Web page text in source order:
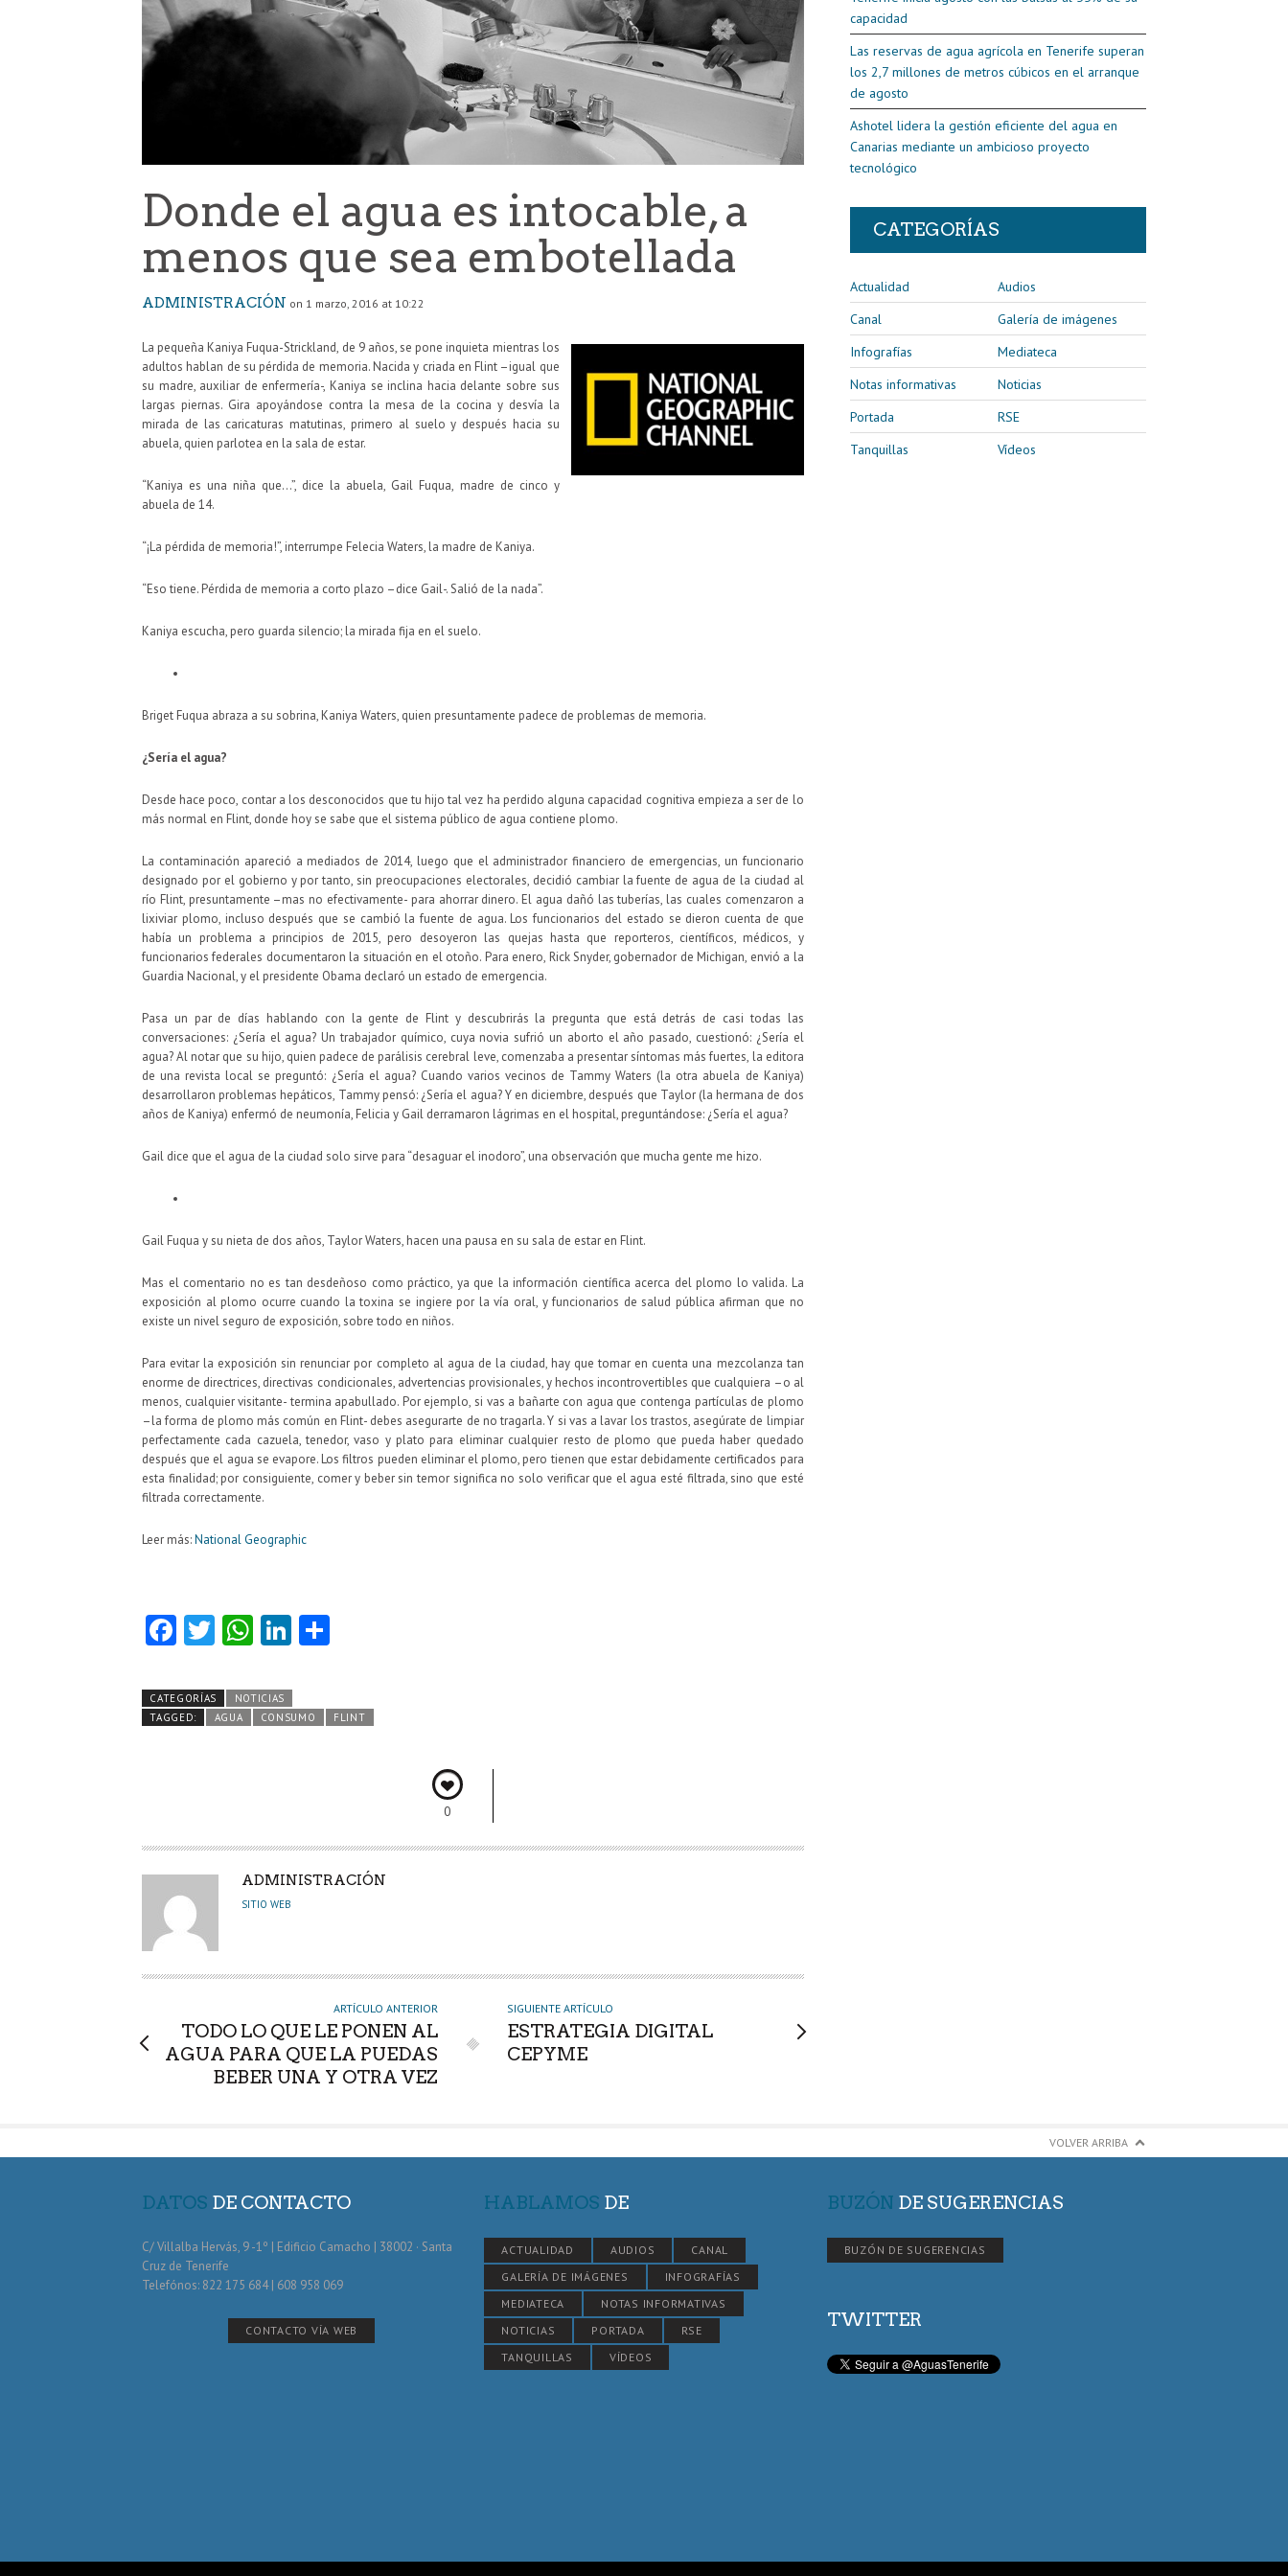
Donde el agua es intocable, a
menos que sea embotellada
ADMINISTRACIÓN on 1 marzo, 2016 at 10:22
La pequeña Kaniya Fuqua-Strickland, de 9 años, se pone inquieta mientras los
adultos hablan de su pérdida de memoria. Nacida y criada en Flint –igual que
su madre, auxiliar de enfermería-, Kaniya se inclina hacia delante sobre sus
largas piernas. Gira apoyándose contra la mesa de la cocina y desvía la
mirada de las caricaturas matutinas, primero al suelo y después hacia su
abuela, quien parlotea en la sala de estar.
“Kaniya es una niña que…”, dice la abuela, Gail Fuqua, madre de cinco y
abuela de 14.
“¡La pérdida de memoria!”, interrumpe Felecia Waters, la madre de Kaniya.
“Eso tiene. Pérdida de memoria a corto plazo –dice Gail-. Salió de la nada”.
Kaniya escucha, pero guarda silencio; la mirada fija en el suelo.
Briget Fuqua abraza a su sobrina, Kaniya Waters, quien presuntamente padece de problemas de memoria.
¿Sería el agua?
Desde hace poco, contar a los desconocidos que tu hijo tal vez ha perdido alguna capacidad cognitiva empieza a ser de lo
más normal en Flint, donde hoy se sabe que el sistema público de agua contiene plomo.
La contaminación apareció a mediados de 2014, luego que el administrador financiero de emergencias, un funcionario
designado por el gobierno y por tanto, sin preocupaciones electorales, decidió cambiar la fuente de agua de la ciudad al
río Flint, presuntamente –mas no efectivamente- para ahorrar dinero. El agua dañó las tuberías, las cuales comenzaron a
lixiviar plomo, incluso después que se cambió la fuente de agua. Los funcionarios del estado se dieron cuenta de que
había un problema a principios de 2015, pero desoyeron las quejas hasta que reporteros, científicos, médicos, y
funcionarios federales documentaron la situación en el otoño. Para enero, Rick Snyder, gobernador de Michigan, envió a la
Guardia Nacional, y el presidente Obama declaró un estado de emergencia.
Pasa un par de días hablando con la gente de Flint y descubrirás la pregunta que está detrás de casi todas las
conversaciones: ¿Sería el agua? Un trabajador químico, cuya novia sufrió un aborto el año pasado, cuestionó: ¿Sería el
agua? Al notar que su hijo, quien padece de parálisis cerebral leve, comenzaba a presentar síntomas más fuertes, la editora
de una revista local se preguntó: ¿Sería el agua? Cuando varios vecinos de Tammy Waters (la otra abuela de Kaniya)
desarrollaron problemas hepáticos, Tammy pensó: ¿Sería el agua? Y en diciembre, después que Taylor (la hermana de dos
años de Kaniya) enfermó de neumonía, Felicia y Gail derramaron lágrimas en el hospital, preguntándose: ¿Sería el agua?
Gail dice que el agua de la ciudad solo sirve para “desaguar el inodoro”, una observación que mucha gente me hizo.
Gail Fuqua y su nieta de dos años, Taylor Waters, hacen una pausa en su sala de estar en Flint.
Mas el comentario no es tan desdeñoso como práctico, ya que la información científica acerca del plomo lo valida. La
exposición al plomo ocurre cuando la toxina se ingiere por la vía oral, y funcionarios de salud pública afirman que no
existe un nivel seguro de exposición, sobre todo en niños.
Para evitar la exposición sin renunciar por completo al agua de la ciudad, hay que tomar en cuenta una mezcolanza tan
enorme de directrices, directivas condicionales, advertencias provisionales, y hechos incontrovertibles que cualquiera –o al
menos, cualquier visitante- termina apabullado. Por ejemplo, si vas a bañarte con agua que contenga partículas de plomo
–la forma de plomo más común en Flint- debes asegurarte de no tragarla. Y si vas a lavar los trastos, asegúrate de limpiar
perfectamente cada cazuela, tenedor, vaso y plato para eliminar cualquier resto de plomo que pueda haber quedado
después que el agua se evapore. Los filtros pueden eliminar el plomo, pero tienen que estar debidamente certificados para
esta finalidad; por consiguiente, comer y beber sin temor significa no solo verificar que el agua esté filtrada, sino que esté
filtrada correctamente.
Leer más:National Geographic
Fa
b
o
T
itt
er
W
ts
A
Li
e
dI pa
CATEGORÍAS
NOTICIAS
TAGGED:
AGUA CONSUMO FLINT
0
A
U
R
ADMINISTRACIÓN
SITIO WEB
ARTÍCULO ANTERIOR
TODO LO QUE LE PONEN AL
AGUA PARA QUE LA PUEDAS
BEBER UNA Y OTRA VEZ
SIGUIENTE ARTÍCULO
ESTRATEGIA DIGITAL
CEPYME
capacidad
Las reservas de agua agrícola en Tenerife superan
los 2,7 millones de metros cúbicos en el arranque
de agosto
Ashotel lidera la gestión eficiente del agua en
Canarias mediante un ambicioso proyecto
tecnológico
CATEGORÍAS
Actualidad
Audios
Canal
Galería de imágenes
Infografías
Mediateca
Notas informativas
Noticias
Portada
RSE
Tanquillas
Vídeos
VOLVER ARRIBA
DATOS DE CONTACTO
C/ Villalba Hervás, 9 -1º | Edificio Camacho | 38002 · Santa
Cruz de Tenerife
Telefónos: 822 175 684 | 608 958 069
CONTACTO VÍA WEB
HABLAMOS DE
ACTUALIDAD AUDIOS
CANAL
GALERÍA DE IMÁGENES
INFOGRAFÍAS
MEDIATECA
NOTAS INFORMATIVAS
NOTICIAS
PORTADA
RSE
TANQUILLAS
VÍDEOS
BUZÓN DE SUGERENCIAS
BUZÓN DE SUGERENCIAS
TWITTER